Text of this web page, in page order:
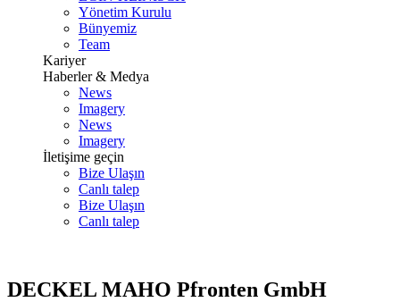
Yönetim Kurulu
Bünyemiz
Team
Kariyer
Haberler & Medya
News
Imagery
News
Imagery
İletişime geçin
Bize Ulaşın
Canlı talep
Bize Ulaşın
Canlı talep
DECKEL MAHO Pfronten GmbH